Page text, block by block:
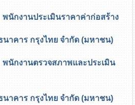
นประเมินราคาค่าก่อสร้าง
ทย จำกัด (มหาชน)
นตรวจสภาพและประเมิน
ทย จำกัด (มหาชน)